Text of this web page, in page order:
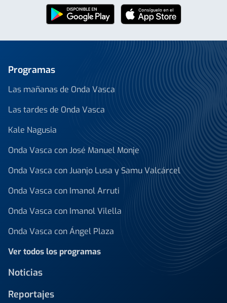
Programas
Las mañanas de Onda Vasca
Las tardes de Onda Vasca
Kale Nagusia
Onda Vasca con José Manuel Monje
Onda Vasca con Juanjo Lusa y Samu Valcárcel
Onda Vasca con Imanol Arruti
Onda Vasca con Imanol Vilella
Onda Vasca con Ángel Plaza
Ver todos los programas
Noticias
Reportajes